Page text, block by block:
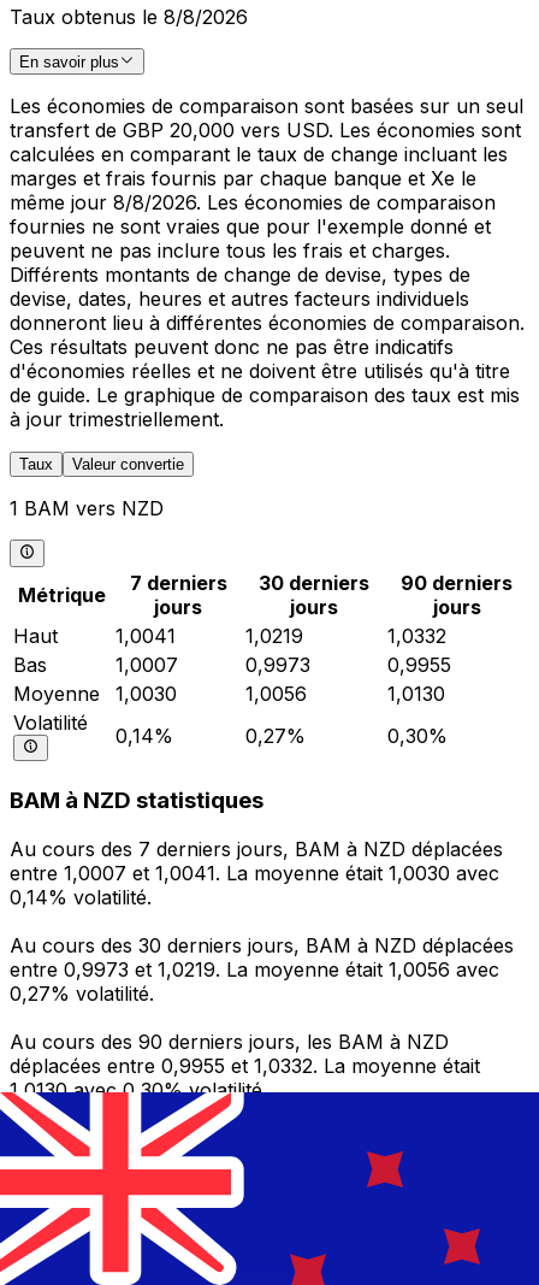
Taux obtenus le 8/8/2026
En savoir plus
Les économies de comparaison sont basées sur un seul
transfert de GBP 20,000 vers USD. Les économies sont
calculées en comparant le taux de change incluant les
marges et frais fournis par chaque banque et Xe le
même jour 8/8/2026. Les économies de comparaison
fournies ne sont vraies que pour l'exemple donné et
peuvent ne pas inclure tous les frais et charges.
Différents montants de change de devise, types de
devise, dates, heures et autres facteurs individuels
donneront lieu à différentes économies de comparaison.
Ces résultats peuvent donc ne pas être indicatifs
d'économies réelles et ne doivent être utilisés qu'à titre
de guide. Le graphique de comparaison des taux est mis
à jour trimestriellement.
Taux Valeur convertie
1 BAM vers NZD
Métrique
7 derniers
jours
30 derniers
jours
90 derniers
jours
Haut
1,0041 1,0219
1,0332
Bas
1,0007 0,9973
0,9955
Moyenne
1,0030 1,0056
1,0130
Volatilité
0,14% 0,27% 0,30%
BAM à NZD statistiques
Au cours des 7 derniers jours, BAM à NZD déplacées
entre 1,0007 et 1,0041. La moyenne était 1,0030 avec
0,14% volatilité.
Au cours des 30 derniers jours, BAM à NZD déplacées
entre 0,9973 et 1,0219. La moyenne était 1,0056 avec
0,27% volatilité.
Au cours des 90 derniers jours, les BAM à NZD
déplacées entre 0,9955 et 1,0332. La moyenne était
1,0130 avec 0,30% volatilité.
Envoyer de l’argent
Gérez votre argent et vos devises lorsque vous
êtes en déplacement
L'application Xe réunit toutes les fonctionnalités